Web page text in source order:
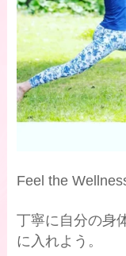
Feel the
丁寧に自分の身
に入れよう。